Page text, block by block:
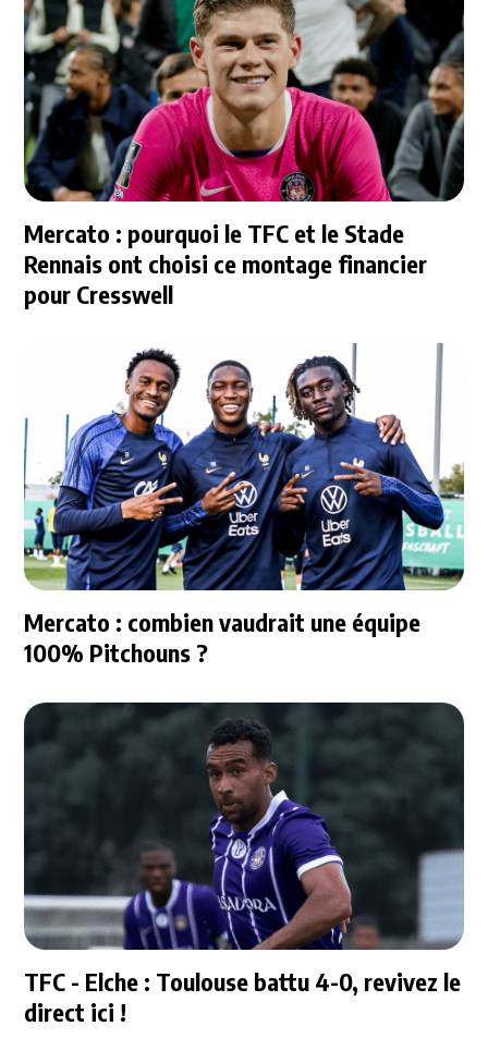
Mercato : pourquoi le TFC et le Stade
Rennais ont choisi ce montage financier
pour Cresswell
Mercato : combien vaudrait une équipe
100% Pitchouns ?
TFC - Elche : Toulouse battu 4-0, revivez le
direct ici !